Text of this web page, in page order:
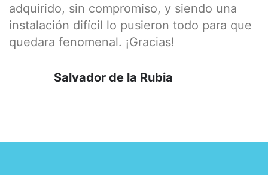
adquirido, sin compromiso, y siendo una
instalación difícil lo pusieron todo para que
quedara fenomenal. ¡Gracias!
Salvador de la Rubia